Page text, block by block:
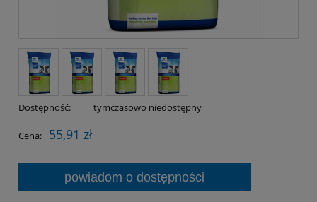
Dostępność: tymczasowo niedostępny
Cena: 55,91 zł
powiadom o dostępności